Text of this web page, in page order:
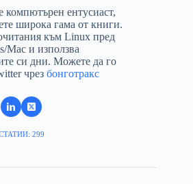
ентусиаст,
широка гама от книги.
към Linux пред
Mac и използва
си дни. Можете да го
чрезбонготракс
299